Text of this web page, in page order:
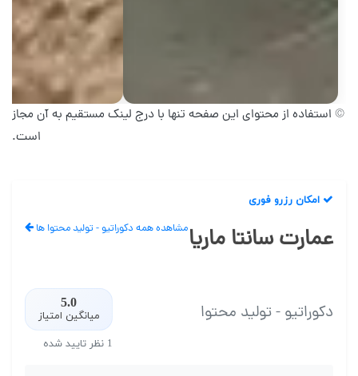
© استفاده از محتوای این صفحه تنها با درج لینک مستقیم به آن مجاز
است.
امکان رزرو فوری
عمارت سانتا ماریامشاهده همه دکوراتیو - تولید محتوا ها
دکوراتیو - تولید محتوا 5.0
میانگین امتیاز
1 نظر تایید شده